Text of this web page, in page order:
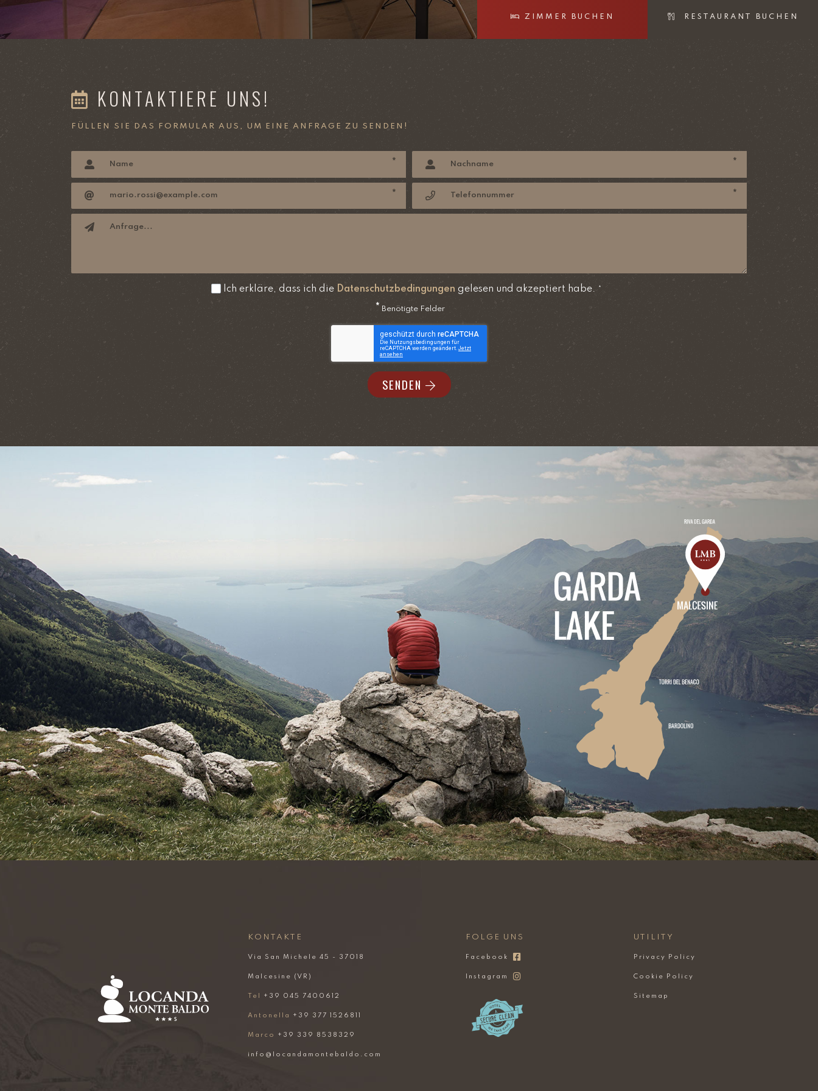
ZIMMER BUCHEN RESTAURANT BUCHEN
KONTAKTIERE UNS!
FÜLLEN SIE DAS FORMULAR AUS, UM EINE ANFRAGE ZU SENDEN!
* *
* *
Ich erkläre, dass ich die Datenschutzbedingungen gelesen und akzeptiert habe. *
* Benötigte Felder
SENDEN
KONTAKTE
Via San Michele 45 - 37018
Malcesine (VR)
Tel +39 045 7400612
Antonella +39 377 1526811
Marco +39 339 8538329
info@locandamontebaldo.com
FOLGE UNS
Facebook
Instagram
UTILITY
Privacy Policy
Cookie Policy
Sitemap